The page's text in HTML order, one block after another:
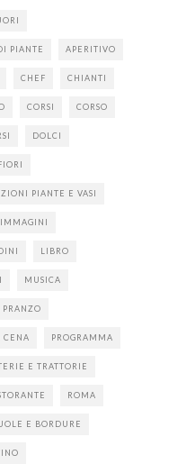
PIANTE APERITIVO
CHEF CHIANTI
CORSI CORSO
DOLCI
PIANTE E VASI
IMMAGINI
LIBRO
MUSICA
PRANZO
CENA PROGRAMMA
E TRATTORIE
ROMA
E BORDURE